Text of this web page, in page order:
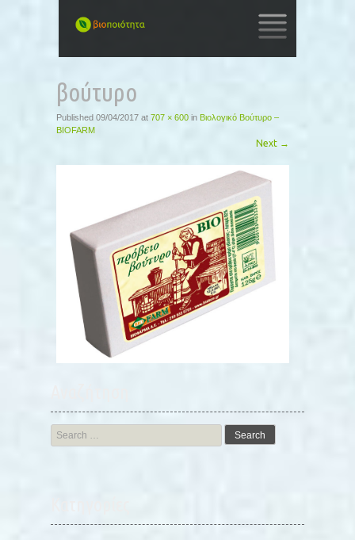
CONTENT
βούτυρο
Published 09/04/2017 at 707 × 600 in Βιολογικό Βούτυρο –
BIOFARM
Next →
Search
for: